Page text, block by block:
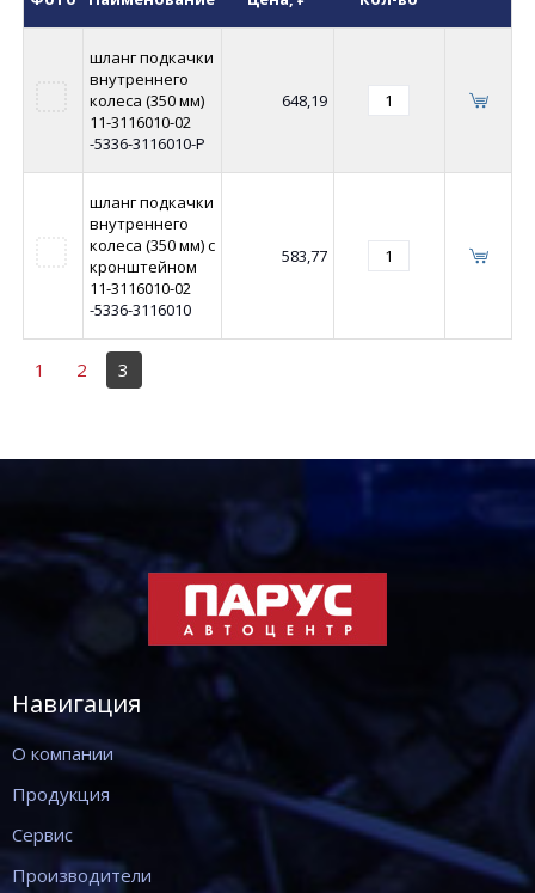
шланг подкачки
внутреннего
колеса (350 мм)
11-3116010-02
-5336-3116010-Р
648,19
шланг подкачки
внутреннего
колеса (350 мм) с
кронштейном
11-3116010-02
-5336-3116010
583,77
1 2 3
Навигация
О компании
Продукция
Сервис
Производители